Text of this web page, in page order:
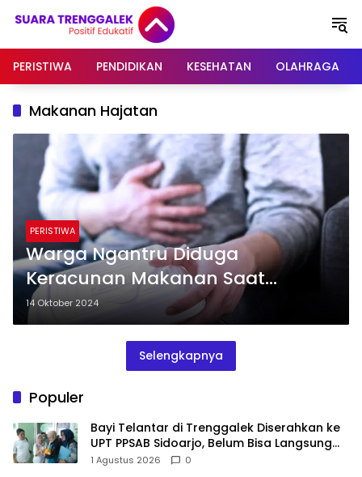
PERISTIWA
PENDIDIKAN KESEHATAN OLAHRAGA
Makanan Hajatan
PERISTIWA
Warga Ngantru Diduga
Keracunan Makanan Saat
Hajatan, 1 Orang Meninggal Dunia
14 Oktober 2024
Selengkapnya
Populer
Bayi Telantar di Trenggalek Diserahkan ke
UPT PPSAB Sidoarjo, Belum Bisa Langsung
Diadopsi
1 Agustus 2026 0